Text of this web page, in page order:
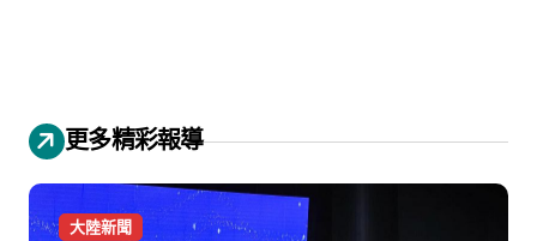
更多精彩報導
大陸新聞